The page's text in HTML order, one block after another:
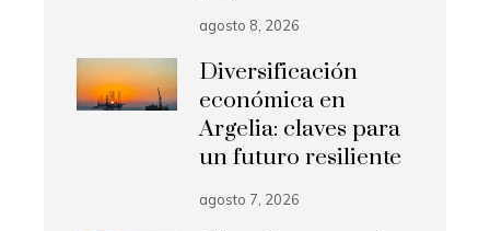
agosto 8, 2026
Diversificación
económica en
Argelia: claves para
un futuro resiliente
agosto 7, 2026